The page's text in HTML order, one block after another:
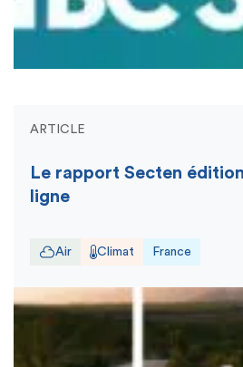
ARTICLE
Le rapport Secten
ligne
Air Climat France